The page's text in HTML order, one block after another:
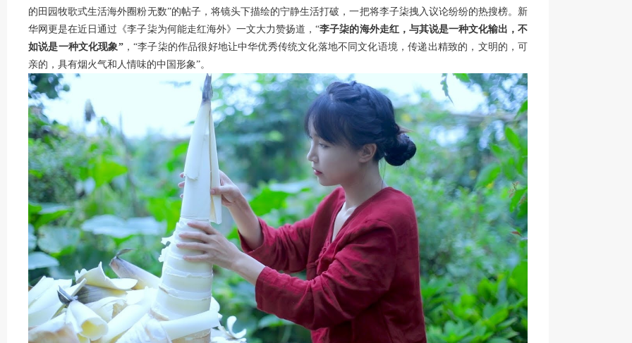
的田园牧歌式生活海外圈粉无数”的帖子，将镜头下描绘的宁静生活打破，一把将李子柒拽入议论纷纷的热搜榜。新
华网更是在近日通过《李子柒为何能走红海外》一文大力赞扬道，“李子柒的海外走红，与其说是一种文化输出，不
如说是一种文化现象”，“李子柒的作品很好地让中华优秀传统文化落地不同文化语境，传递出精致的，文明的，可
亲的，具有烟火气和人情味的中国形象”。